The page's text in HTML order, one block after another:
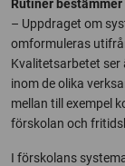
Rutiner bestämmer
– Uppdraget om
omformuleras
Kvalitetsarbetet ser
inom de olika
mellan till exempel
förskolan och
I förskolans